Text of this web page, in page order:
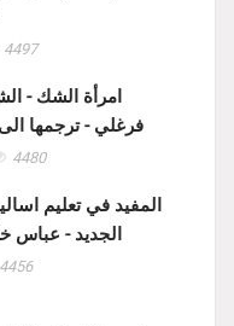
4497
امرأة الشك -
فرغلي - ترجمها الى
4480
المفيد في تعليم
الجديد - عباس
4456